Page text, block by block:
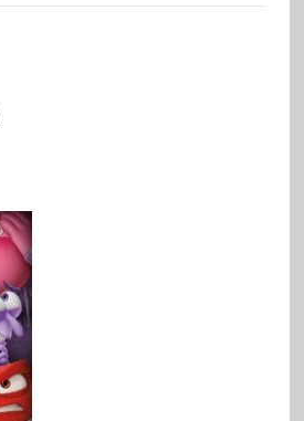
Navigation